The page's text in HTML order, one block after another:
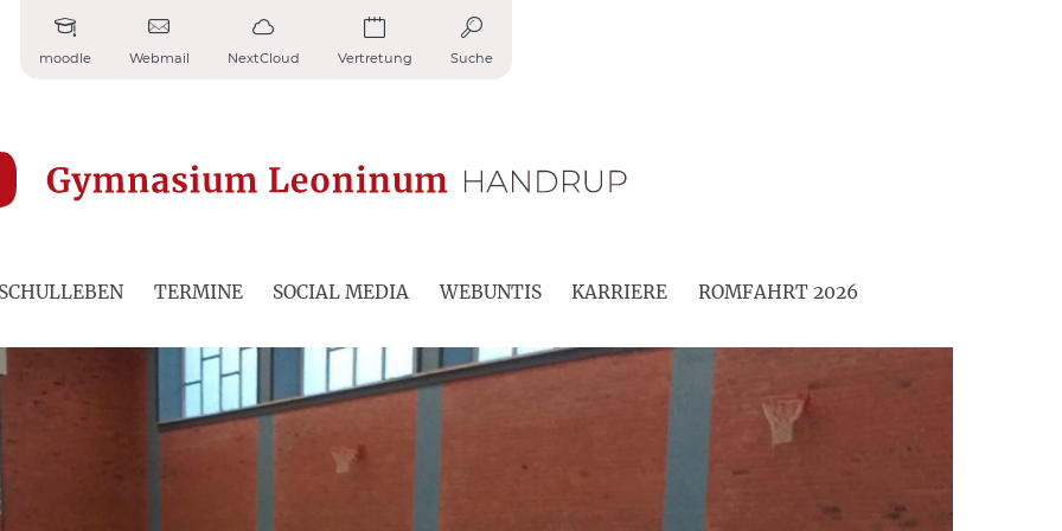
moodle Webmail NextCloud Vertretung Suche
SCHULLEBEN TERMINE SOCIAL MEDIA WEBUNTIS KARRIERE ROMFAHRT 2026